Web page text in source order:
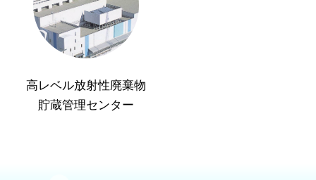
高レベル放射性廃棄物
貯蔵管理センター